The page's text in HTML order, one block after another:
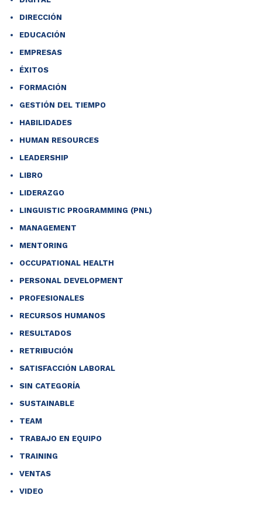
DIRECCIÓN
EDUCACIÓN
EMPRESAS
ÉXITOS
FORMACIÓN
GESTIÓN DEL TIEMPO
HABILIDADES
HUMAN RESOURCES
LEADERSHIP
LIBRO
LIDERAZGO
LINGUISTIC PROGRAMMING (PNL)
MANAGEMENT
MENTORING
OCCUPATIONAL HEALTH
PERSONAL DEVELOPMENT
PROFESIONALES
RECURSOS HUMANOS
RESULTADOS
RETRIBUCIÓN
SATISFACCIÓN LABORAL
SIN CATEGORÍA
SUSTAINABLE
TEAM
TRABAJO EN EQUIPO
TRAINING
VENTAS
VIDEO